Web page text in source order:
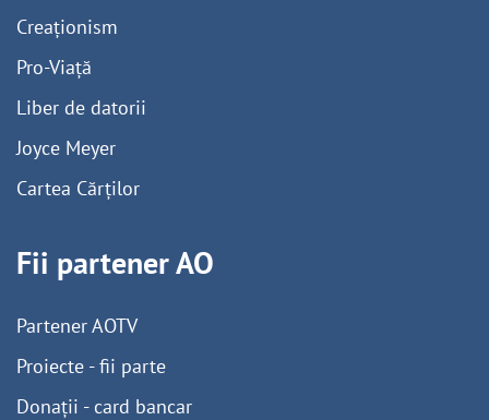
Creaționism
Pro-Viață
Liber de datorii
Joyce Meyer
Cartea Cărților
Fii partener AO
Partener AOTV
Proiecte - fii parte
Donații - card bancar